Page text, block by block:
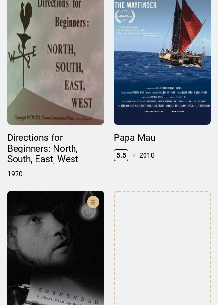
Directions for
Beginners: North,
South, East, West
1970
Papa Mau
5.5 2010